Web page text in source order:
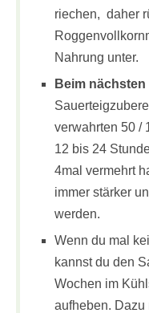
riechen, daher
Nahrung unter.
Beim
verwahrten 50 /
12 bis 24
4mal vermehrt
immer stärker
werden.
Wenn du mal
kannst du den
Wochen im
aufheben. Dazu